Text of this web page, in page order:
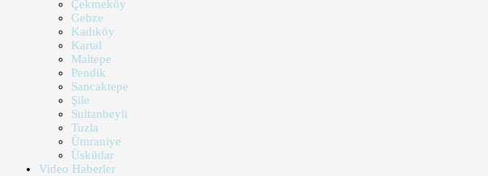
Çekmeköy
Gebze
Kadıköy
Kartal
Maltepe
Pendik
Sancaktepe
Şile
Sultanbeyli
Tuzla
Ümraniye
Üsküdar
Video Haberler